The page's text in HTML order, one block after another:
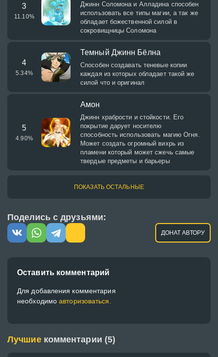
3
11.10%
Джинн Соломона и Алладина способен
использовать все типы магии, а так же
обладает божественной силой в
сокровищницы Соломона
4
5.34%
Темный Джинн Бёлна
Способен создавать теневые копии
каждая из которых обладает такой же
силой что и оригинал
5
4.90%
Амон
Джинн храбрости и стойкости. Его
покрытие дарует носителю
способность использовать магию Огня.
Может создать огромный вихрь из
пламени который может сжечь самые
твердые предметы и барьеры
ПОКАЗАТЬ ОСТАЛЬНЫЕ
Поделись с друзьями:
ДОНАТ АВТОРУ
Оставить комментарий
Для добавления комментария
необходимоавторизоваться.
Лучшие комментарии (5)